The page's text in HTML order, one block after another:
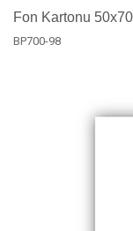
Fon Kartonu
BP700-98